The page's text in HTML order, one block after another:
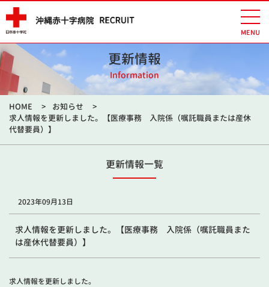
更新情報
Information
HOME
お知らせ
求人情報を更新しました。【医療事務 入院係（嘱託職員または産休
代替要員）】
更新情報一覧
2023年09月13日
求人情報を更新しました。【医療事務 入院係（嘱託職員また
は産休代替要員）】
求人情報を更新しました。